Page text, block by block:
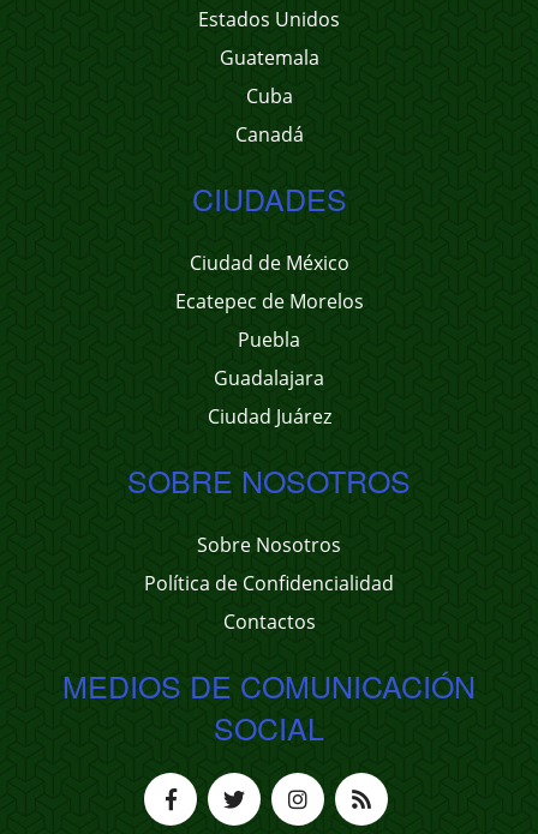
Estados Unidos
Guatemala
Cuba
Canadá
CIUDADES
Ciudad de México
Ecatepec de Morelos
Puebla
Guadalajara
Ciudad Juárez
SOBRE NOSOTROS
Sobre Nosotros
Política de Confidencialidad
Contactos
MEDIOS DE COMUNICACIÓN
SOCIAL